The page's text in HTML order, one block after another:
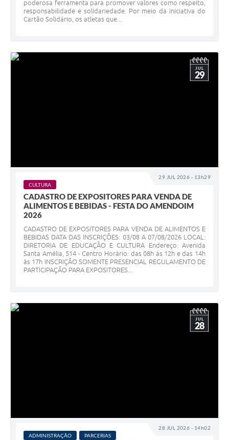
poderosa ferramenta para promover valores como respeito,
responsabilidade e solidariedade. Por meio da iniciativa do
Cartão Solidário, os atletas que...
29 JUL 2026 - 13h29
JUL
29
CULTURA
CADASTRO DE EXPOSITORES PARA VENDA DE
ALIMENTOS E BEBIDAS - FESTA DO AMENDOIM
2026
CADASTRO DE EXPOSITORES PARA VENDA DE ALIMENTOS E
BEBIDAS DATA DAS INSCRIÇÕES: 03/08 A 07/08/2026 LOCAL:
DIRETORIA DE EDUCAÇÃO E CULTURA Endereço: Avenida
Santa Amélia, 514 - Centro Horário: das 08h às 12h e das 14h
às 17h INSCRIÇÃO SOMENTE PRESENCIAL REGULAMENTO DE
PARTICIPAÇÃO PARA EXPOSITORES...
28 JUL 2026 - 14h02
JUL
28
ADMINISTRAÇÃO
PARCERIAS